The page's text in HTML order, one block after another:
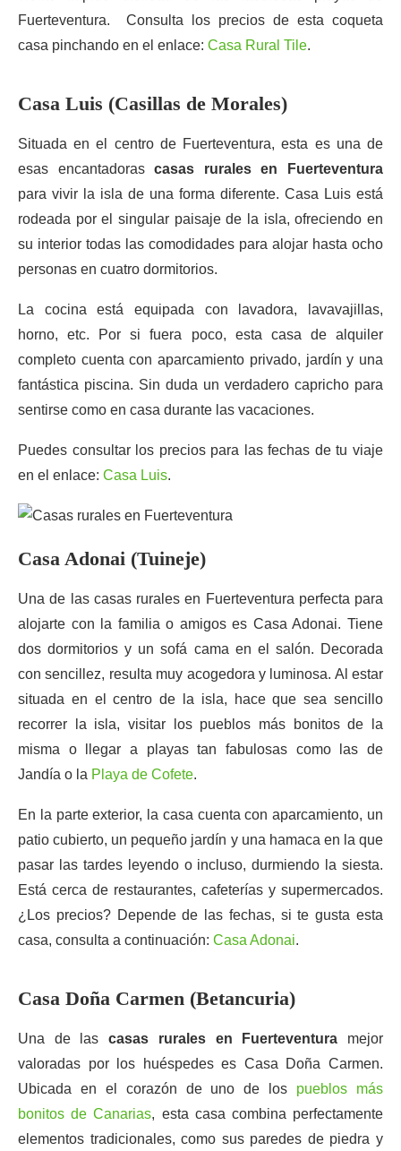
Fuerteventura. Consulta los precios de esta coqueta
casa pinchando en el enlace: Casa Rural Tile.
Casa Luis (Casillas de Morales)
Situada en el centro de Fuerteventura, esta es una de
esas encantadorascasas rurales en Fuerteventura
para vivir la isla de una forma diferente. Casa Luis está
rodeada por el singular paisaje de la isla, ofreciendo en
su interior todas las comodidades para alojar hasta ocho
personas en cuatro dormitorios.
La cocina está equipada con lavadora, lavavajillas,
horno, etc. Por si fuera poco, esta casa de alquiler
completo cuenta con aparcamiento privado, jardín y una
fantástica piscina. Sin duda un verdadero capricho para
sentirse como en casa durante las vacaciones.
Puedes consultar los precios para las fechas de tu viaje
en el enlace: Casa Luis.
Casa Adonai (Tuineje)
Una de las casas rurales en Fuerteventura perfecta para
alojarte con la familia o amigos es Casa Adonai. Tiene
dos dormitorios y un sofá cama en el salón. Decorada
con sencillez, resulta muy acogedora y luminosa. Al estar
situada en el centro de la isla, hace que sea sencillo
recorrer la isla, visitar los pueblos más bonitos de la
misma o llegar a playas tan fabulosas como las de
Jandía o la Playa de Cofete.
En la parte exterior, la casa cuenta con aparcamiento, un
patio cubierto, un pequeño jardín y una hamaca en la que
pasar las tardes leyendo o incluso, durmiendo la siesta.
Está cerca de restaurantes, cafeterías y supermercados.
¿Los precios? Depende de las fechas, si te gusta esta
casa, consulta a continuación: Casa Adonai.
Casa Doña Carmen (Betancuria)
Una de lascasas rurales en Fuerteventura mejor
valoradas por los huéspedes es Casa Doña Carmen.
Ubicada en el corazón de uno de los pueblos más
bonitos de Canarias, esta casa combina perfectamente
elementos tradicionales, como sus paredes de piedra y